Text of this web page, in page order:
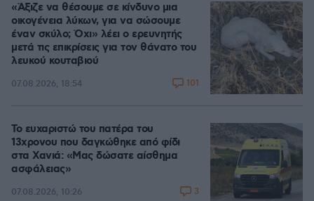
«Άξιζε να θέσουμε σε κίνδυνο μια
οικογένεια λύκων, για να σώσουμε
έναν σκύλο; Όχι» λέει ο ερευνητής
μετά τις επικρίσεις για τον θάνατο του
λευκού κουταβιού
07.08.2026, 18:54 101
Το ευχαριστώ του πατέρα του
13χρονου που δαγκώθηκε από φίδι
στα Χανιά: «Μας δώσατε αίσθημα
ασφάλειας»
07.08.2026, 10:26 3